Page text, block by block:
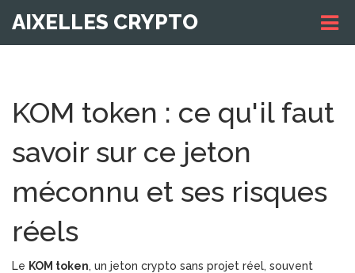
AIXELLES CRYPTO
KOM token : ce qu'il faut
savoir sur ce jeton
méconnu et ses risques
réels
Le KOM token, un jeton crypto sans projet réel, souvent